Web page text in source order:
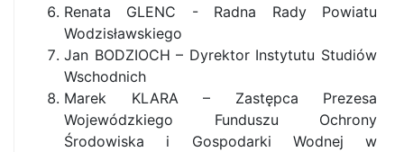
Renata GLENC - Radna Rady Powiatu
Wodzisławskiego
Jan BODZIOCH – Dyrektor Instytutu Studiów
Wschodnich
Marek KLARA – Zastępca Prezesa
Wojewódzkiego Funduszu Ochrony
Środowiska i Gospodarki Wodnej w